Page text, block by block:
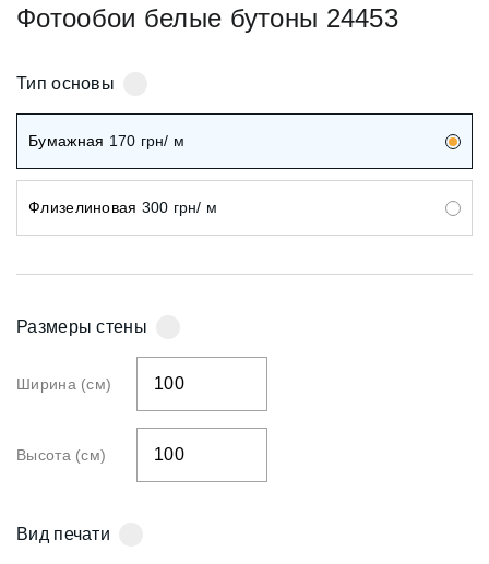
Фотообои белые бутоны 24453
Тип основы
Бумажная 170 грн/ м
Флизелиновая 300 грн/ м
Размеры стены
Ширина (см)
Высота (см)
Вид печати